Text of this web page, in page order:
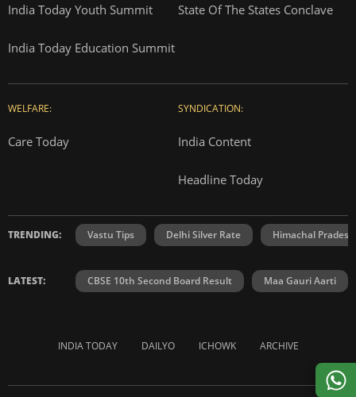
India Today Youth Summit State Of The States Conclave
India Today Education Summit
WELFARE:
Care Today
SYNDICATION:
India Content
Headline Today
TRENDING: Vastu Tips Delhi Silver Rate Himachal
LATEST: CBSE 10th Second Board Result Maa Gauri Aarti
INDIA TODAY DAILYO ICHOWK ARCHIVE